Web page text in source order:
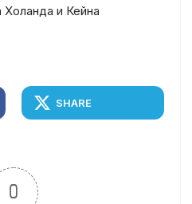
и Кейна
SHARE
0